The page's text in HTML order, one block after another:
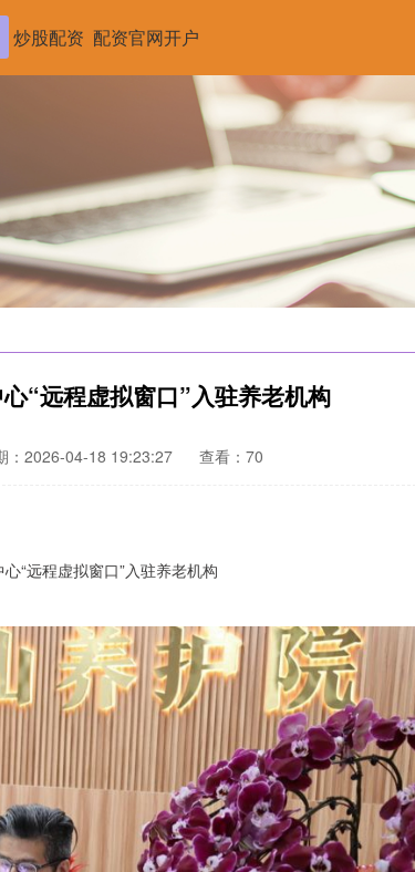
炒股配资 配资官网开户
“远程虚拟窗口”入驻养老机构
：2026-04-18 19:23:27 查看：70